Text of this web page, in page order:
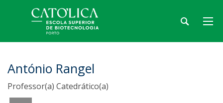
António Rangel
Professor(a) Catedrático(a)